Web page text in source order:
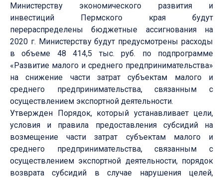
Министерству экономического развития и
инвестиций Пермского края будут
перераспределены бюджетные ассигнования на
2020 г. Министерству будут предусмотрены расходы
в объеме 48 414,5 тыс. руб. по подпрограмме
«Развитие малого и среднего предпринимательства»
на снижение части затрат субъектам малого и
среднего предпринимательства, связанным с
осуществлением экспортной деятельности.
Утвержден Порядок, который устанавливает цели,
условия и правила предоставления субсидий на
возмещение части затрат субъектам малого и
среднего предпринимательства, связанным с
осуществлением экспортной деятельности, порядок
возврата субсидий в случае нарушения целей,